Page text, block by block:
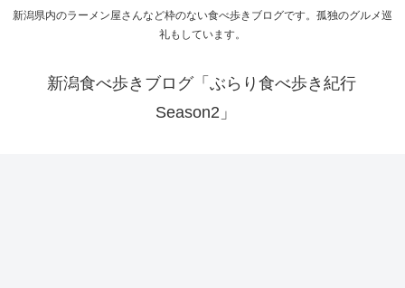
新潟県内のラーメン屋さんなど枠のない食べ歩きブログです。孤独のグルメ巡
礼もしています。
新潟食べ歩きブログ「ぶらり食べ歩き紀行
Season2」